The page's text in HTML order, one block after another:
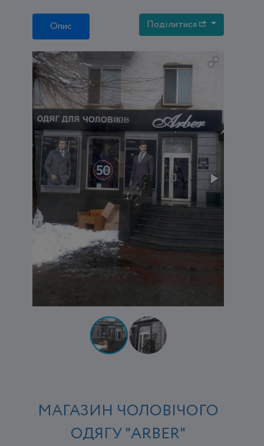
Опис Поділитися
МАГАЗИН ЧОЛОВІЧОГО
ОДЯГУ "ARBER"